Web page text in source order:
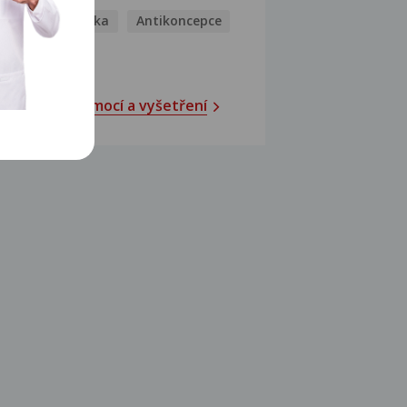
Antihistaminika Antikoncepce
Katalog nemocí a vyšetření